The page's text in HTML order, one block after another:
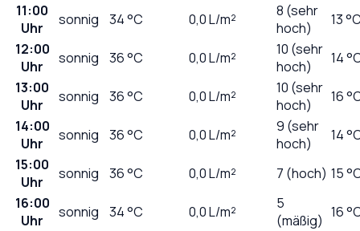
11:00
Uhr
sonnig 34°C 0,0L/m²
8 (sehr
hoch)
13
12:00
Uhr
sonnig 36°C 0,0L/m²
10 (sehr
hoch)
14
13:00
Uhr
sonnig 36°C 0,0L/m²
10 (sehr
hoch)
16
14:00
Uhr
sonnig 36°C 0,0L/m²
9 (sehr
hoch)
14
15:00
Uhr
sonnig 36°C 0,0L/m² 7 (hoch) 15
16:00
Uhr
sonnig 34°C 0,0L/m²
5
(mäßig) 16